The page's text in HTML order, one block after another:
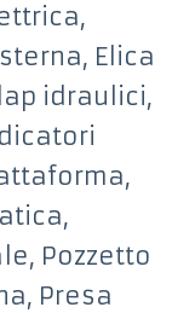
Elica
idraulici,
Pozzetto
Presa